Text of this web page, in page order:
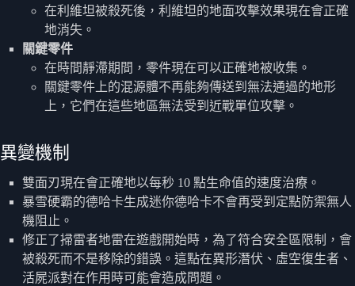
在利維坦被殺死後，利維坦的地面攻擊效果現在會正確
地消失。
關鍵零件
在時間靜滯期間，零件現在可以正確地被收集。
關鍵零件上的混源體不再能夠傳送到無法通過的地形
上，它們在這些地區無法受到近戰單位攻擊。
異變機制
雙面刃現在會正確地以每秒 10 點生命值的速度治療。
暴雪硬霸的德哈卡生成迷你德哈卡不會再受到定點防禦無人
機阻止。
修正了掃雷者地雷在遊戲開始時，為了符合安全區限制，會
被殺死而不是移除的錯誤。這點在異形潛伏、虛空復生者、
活屍派對在作用時可能會造成問題。